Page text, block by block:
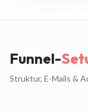
Funnel-
Struktur, E-Mails &